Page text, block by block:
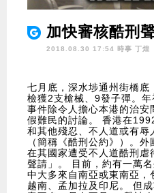
加快審核酷刑
2018.08.30 17:54 時事 丁煌
七月底，深水埗通州街橋底
檢獲2支槍械、9發子彈。年
事件除令人擔心本港的治
假難民的討論。 香港在
和其他殘忍、不人道或有辱
（簡稱《酷刑公約》）。
在其國家遭受不人道酷刑虐
聲請」。 目前，約有一萬
中大多來自南亞或東南亞，
越南、孟加拉及印尼。 但